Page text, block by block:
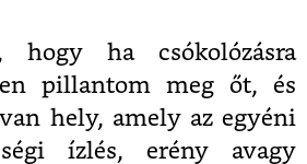
hogy ha csókolózásra
pillantom meg őt, és
hely, amely az egyéni
ízlés, erény avagy